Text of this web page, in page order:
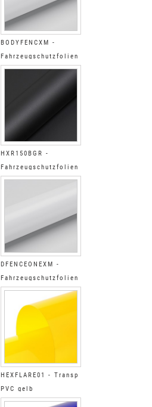
BODYFENCXM -
Fahrzeugschutzfolien
Matt
HXR150BGR -
Fahrzeugschutzfolien
schwarz gekörnt
DFENCEONEXM -
Fahrzeugschutzfolien
Matt
HEXFLARE01 - Transp
PVC gelb
Scheinwerfer